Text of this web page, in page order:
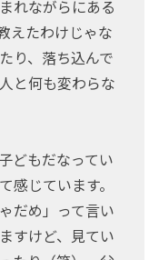
れながらにある
えたわけじゃな
り、落ち込んで
と何も変わらな
どもだなってい
感じています。
だめ」って言い
すけど、見てい